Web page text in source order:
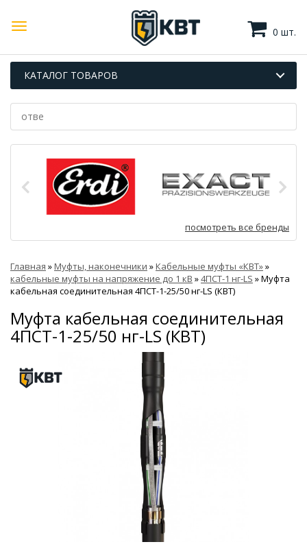
0 шт.
КАТАЛОГ ТОВАРОВ
посмотреть все бренды
Главная »Муфты, наконечники »Кабельные муфты «КВТ»»
кабельные муфты на напряжение до 1 кВ »4ПСТ-1 нг-LS »Муфта
кабельная соединительная 4ПСТ-1-25/50 нг-LS (КВТ)
Муфта кабельная соединительная
4ПСТ-1-25/50 нг-LS (КВТ)